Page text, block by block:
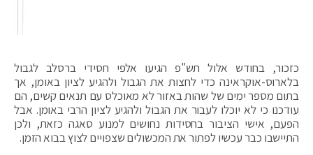
כזכור, בחודש אלול תש"פ הגיעו אלפי חסידי ברסלב לגבול
בלארוס-אוקראינה כדי לחצות את הגבול ולהגיע לציון באומן, אך
בתום מספר ימים של שהות באזור לא מאוכלס עם תנאים קשים, הם
עודכנו כי לא יוכלו לעבור את הגבול ולהגיע לציון הרבי באומן. אבל
הפעם, אישי הציבור בחסידות נחושים למנוע סאגה כזאת, ולכן
התיישבו כבר עכשיו לפתור את המכשולים שצפויים לצוץ בבוא הזמן.